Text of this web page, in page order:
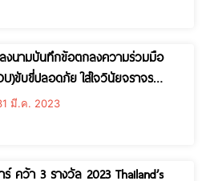
งนามบันทึกข้อตกลงความร่วมมือ
ขับขี่ปลอดภัย ใส่ใจวินัยจราจร
าง ศาลเยาวชนและครอบครัวกลาง
มี.ค. 2023
ร์ คว้า 3 รางวัล 2023 Thailand’s